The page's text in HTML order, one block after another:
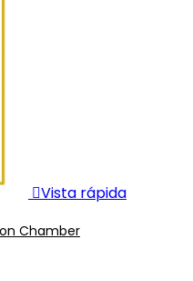
Vista rápida
Chamber